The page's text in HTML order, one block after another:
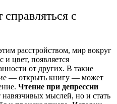
с
расстройством, мир вокруг
и цвет, появляется
от других. В такие
— открыть книгу — может
Чтение при депрессии
навязчивых мыслей, но и стать